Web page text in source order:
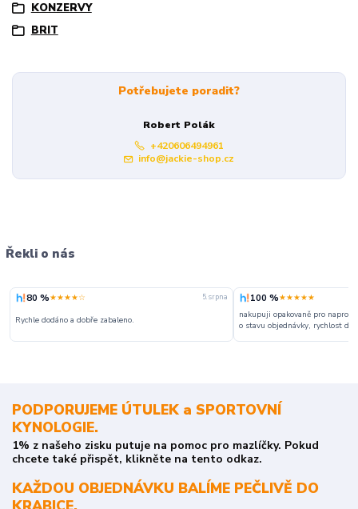
KONZERVY
BRIT
Potřebujete poradit?
Robert Polák
+420606494961
info@jackie-shop.cz
Řekli o nás
80 %★★★★☆ 5. srpna
Rychle dodáno a dobře zabaleno.
100 %★★★★★
nakupuji opakovaně pro
o stavu objednávky, rychlost
PODPORUJEME ÚTULEK a SPORTOVNÍ
KYNOLOGIE.
1% z našeho zisku putuje na pomoc pro mazlíčky. Pokud
chcete také přispět, klikněte na tento odkaz.
KAŽDOU OBJEDNÁVKU BALÍME PEČLIVĚ DO